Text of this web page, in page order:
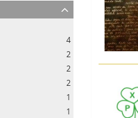
4
2
2
2
1
1